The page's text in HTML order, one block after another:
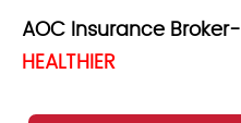
AOC Insurance Broker-
HEALTHIER